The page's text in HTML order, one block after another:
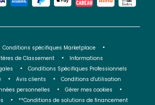
Conditions spécifiques Marketplace
de Classement
Informations
Conditions Spécifiques Professionnels
Avis clients
Conditions d'utilisation
personnelles
Gérer mes cookies
**Conditions de solutions de financement